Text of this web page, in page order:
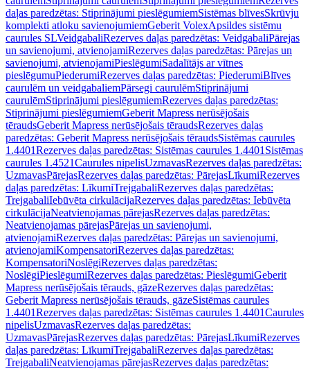
daļas paredzētas: Stiprinājumi pieslēgumiemSistēmas blīvesSkrūvju
komplekti atloku savienojumiemGeberit VolexApsildes sistēmu
caurules SLVeidgabaliRezerves daļas paredzētas: VeidgabaliPārejas
un savienojumi, atvienojamiRezerves daļas paredzētas: Pārejas un
savienojumi, atvienojamiPieslēgumiSadalītājs ar vītnes
pieslēgumuPiederumiRezerves daļas paredzētas: PiederumiBlīves
caurulēm un veidgabaliemPārsegi caurulēmStiprinājumi
caurulēmStiprinājumi pieslēgumiemRezerves daļas paredzētas:
Stiprinājumi pieslēgumiemGeberit Mapress nerūsējošais
tēraudsGeberit Mapress nerūsējošais tēraudsRezerves daļas
paredzētas: Geberit Mapress nerūsējošais tēraudsSistēmas caurules
1.4401Rezerves daļas paredzētas: Sistēmas caurules 1.4401 Sistēmas
caurules 1.4521Caurules nipelisUzmavasRezerves daļas paredzētas:
UzmavasPārejasRezerves daļas paredzētas: PārejasLīkumiRezerves
daļas paredzētas: LīkumiTrejgabaliRezerves daļas paredzētas:
TrejgabaliIebūvēta cirkulācijaRezerves daļas paredzētas: Iebūvēta
cirkulācijaNeatvienojamas pārejasRezerves daļas paredzētas:
Neatvienojamas pārejasPārejas un savienojumi,
atvienojamiRezerves daļas paredzētas: Pārejas un savienojumi,
atvienojamiKompensatoriRezerves daļas paredzētas:
KompensatoriNoslēgiRezerves daļas paredzētas:
NoslēgiPieslēgumiRezerves daļas paredzētas: PieslēgumiGeberit
Mapress nerūsējošais tērauds, gāzeRezerves daļas paredzētas:
Geberit Mapress nerūsējošais tērauds, gāzeSistēmas caurules
1.4401Rezerves daļas paredzētas: Sistēmas caurules 1.4401Caurules
nipelisUzmavasRezerves daļas paredzētas:
UzmavasPārejasRezerves daļas paredzētas: PārejasLīkumiRezerves
daļas paredzētas: LīkumiTrejgabaliRezerves daļas paredzētas:
TrejgabaliNeatvienojamas pārejasRezerves daļas paredzētas: